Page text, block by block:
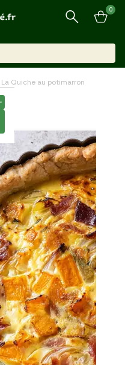
0
La Quiche au potimarron